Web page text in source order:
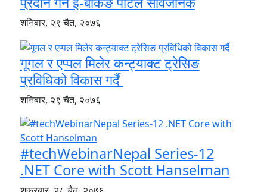
शनिबार, २९ चैत, २०७६
गूगल र एप्पल मिलेर कन्ट्याक्ट ट्रेसिङ
प्रविधिको विकास गर्दै
शनिबार, २९ चैत, २०७६
#techWebinarNepal Series-12
.NET Core with Scott Hanselman